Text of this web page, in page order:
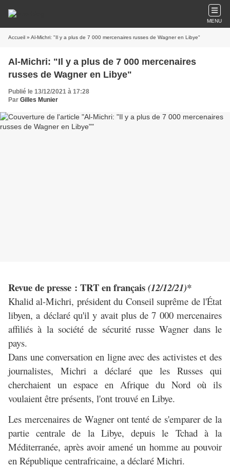
MENU
Accueil » Al-Michri: "Il y a plus de 7 000 mercenaires russes de Wagner en Libye"
Al-Michri: "Il y a plus de 7 000 mercenaires
russes de Wagner en Libye"
Publié le 13/12/2021 à 17:28
Par Gilles Munier
Revue de presse : TRT en français(12/12/21)*
Khalid al-Michri, président du Conseil suprême de l'État
libyen, a déclaré qu'il y avait plus de 7 000 mercenaires
affiliés à la société de sécurité russe Wagner dans le
pays.
Dans une conversation en ligne avec des activistes et des
journalistes, Michri a déclaré que les Russes qui
cherchaient un espace en Afrique du Nord où ils
voulaient être présents, l'ont trouvé en Libye.
Les mercenaires de Wagner ont tenté de s'emparer de la
partie centrale de la Libye, depuis le Tchad à la
Méditerranée, après avoir amené un homme au pouvoir
en République centrafricaine, a déclaré Michri.